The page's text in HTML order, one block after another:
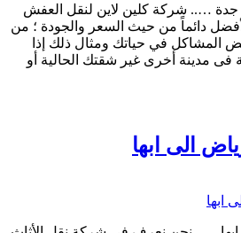
….. شركة كلين لاين لنقل العفش
دائماً من حيث السعر والجودة ؛ من
المشاكل في حياتك ومثال ذلك إذا
فى مدينة أخرى غير شقتك الحالية أو
الى ابها